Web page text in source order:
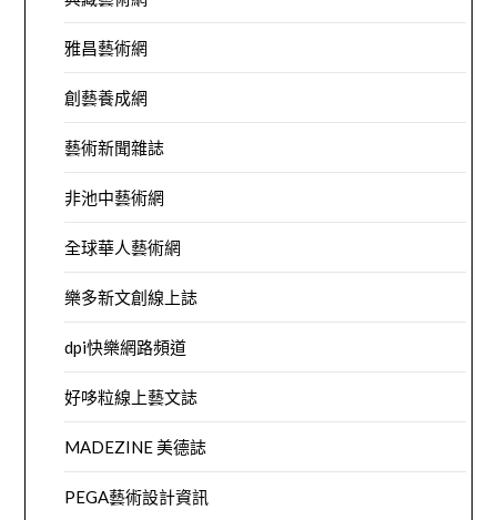
雅昌藝術網
創藝養成網
藝術新聞雜誌
非池中藝術網
全球華人藝術網
樂多新文創線上誌
dpi快樂網路頻道
好哆粒線上藝文誌
MADEZINE 美德誌
PEGA藝術設計資訊